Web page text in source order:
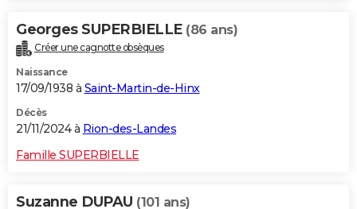
Georges SUPERBIELLE (86 ans)
Créer une cagnotte obsèques
Naissance
17/09/1938 à Saint-Martin-de-Hinx
Décès
21/11/2024 à Rion-des-Landes
Famille SUPERBIELLE
Suzanne DUPAU (101 ans)